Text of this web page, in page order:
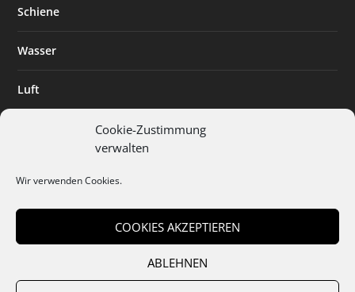
Cookie-Zustimmung
verwalten
Wir verwenden Cookies.
COOKIES AKZEPTIEREN
ABLEHNEN
Schiene
Wasser
Luft
Digitalisierung